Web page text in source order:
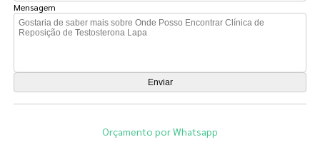
Mensagem
Orçamento por Whatsapp